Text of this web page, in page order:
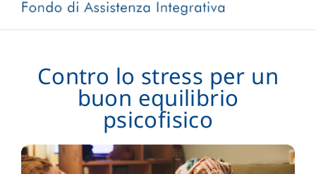
Contro lo stress per un
buon equilibrio
psicofisico